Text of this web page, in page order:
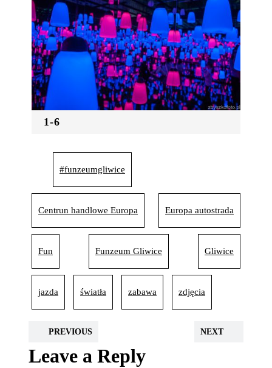
1-6
#funzeumgliwice
Centrun handlowe Europa Europa autostrada
Fun Funzeum Gliwice Gliwice
jazda światła zabawa zdjęcia
PREVIOUS NEXT
Leave a Reply